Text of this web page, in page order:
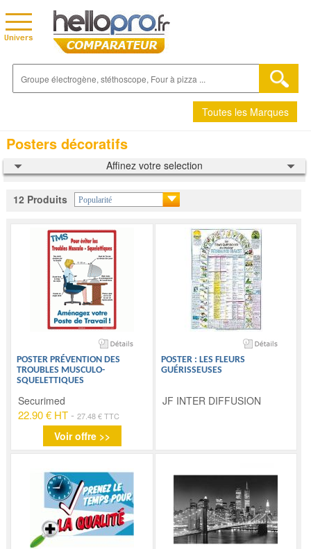
Toutes les Marques
Affinez votre selection
Posters décoratifs
12 Produits Popularité
POSTER PRÉVENTION DES
TROUBLES MUSCULO-
SQUELETTIQUES
Securimed
22.90 € HT -27.48 € TTC
Voir offre >>
POSTER : LES FLEURS
GUÉRISSEUSES
JF INTER DIFFUSION